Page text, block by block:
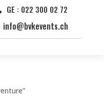
GE : 022 300 02 72
info@bvkevents.ch